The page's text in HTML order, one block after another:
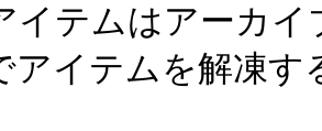
イテムはアーカ
アイテムを解凍す